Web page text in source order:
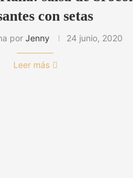
con setas
porJenny 24 junio, 2020
Leer más